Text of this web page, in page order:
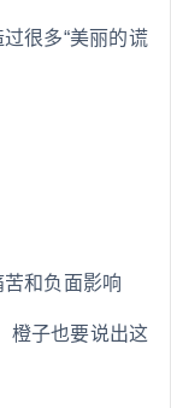
很多“美丽的谎
苦和负面影响
橙子也要说出这